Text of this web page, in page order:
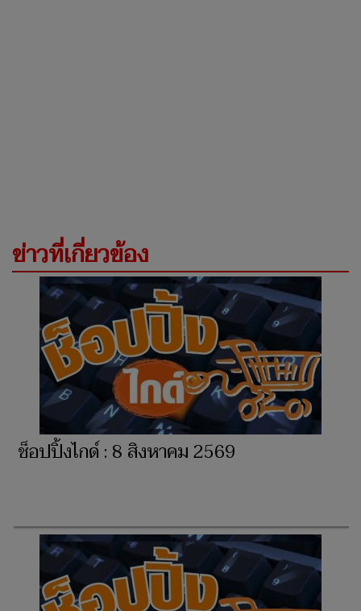
ข่าวที่เกี่ยวข้อง
ช็อปปิ้งไกด์ : 8 สิงหาคม 2569